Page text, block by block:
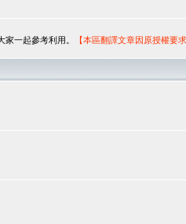
一起參考利用。 【本區翻譯文章因原授權要
保
保
保